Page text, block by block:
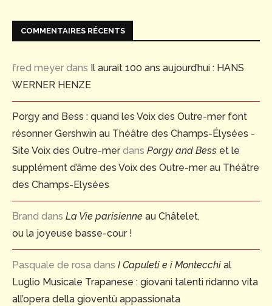
COMMENTAIRES RÉCENTS
fred meyer dans Il aurait 100 ans aujourd’hui : HANS
WERNER HENZE
Porgy and Bess : quand les Voix des Outre-mer font
résonner Gershwin au Théâtre des Champs-Élysées -
Site Voix des Outre-merdans Porgy and Bess et le
supplément d’âme des Voix des Outre-mer au Théâtre
des Champs-Elysées
Brand dans La Vie parisienne au Châtelet,
ou la joyeuse basse-cour !
Pasquale de rosa dans I Capuleti e i Montecchi al
Luglio Musicale Trapanese : giovani talenti ridanno vita
all’opera della gioventù appassionata